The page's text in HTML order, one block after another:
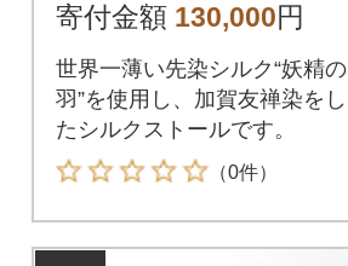
寄付金額 130,000円
世界一薄い先染シルク“妖精の
羽”を使用し、加賀友禅染をし
たシルクストールです。
（0件）